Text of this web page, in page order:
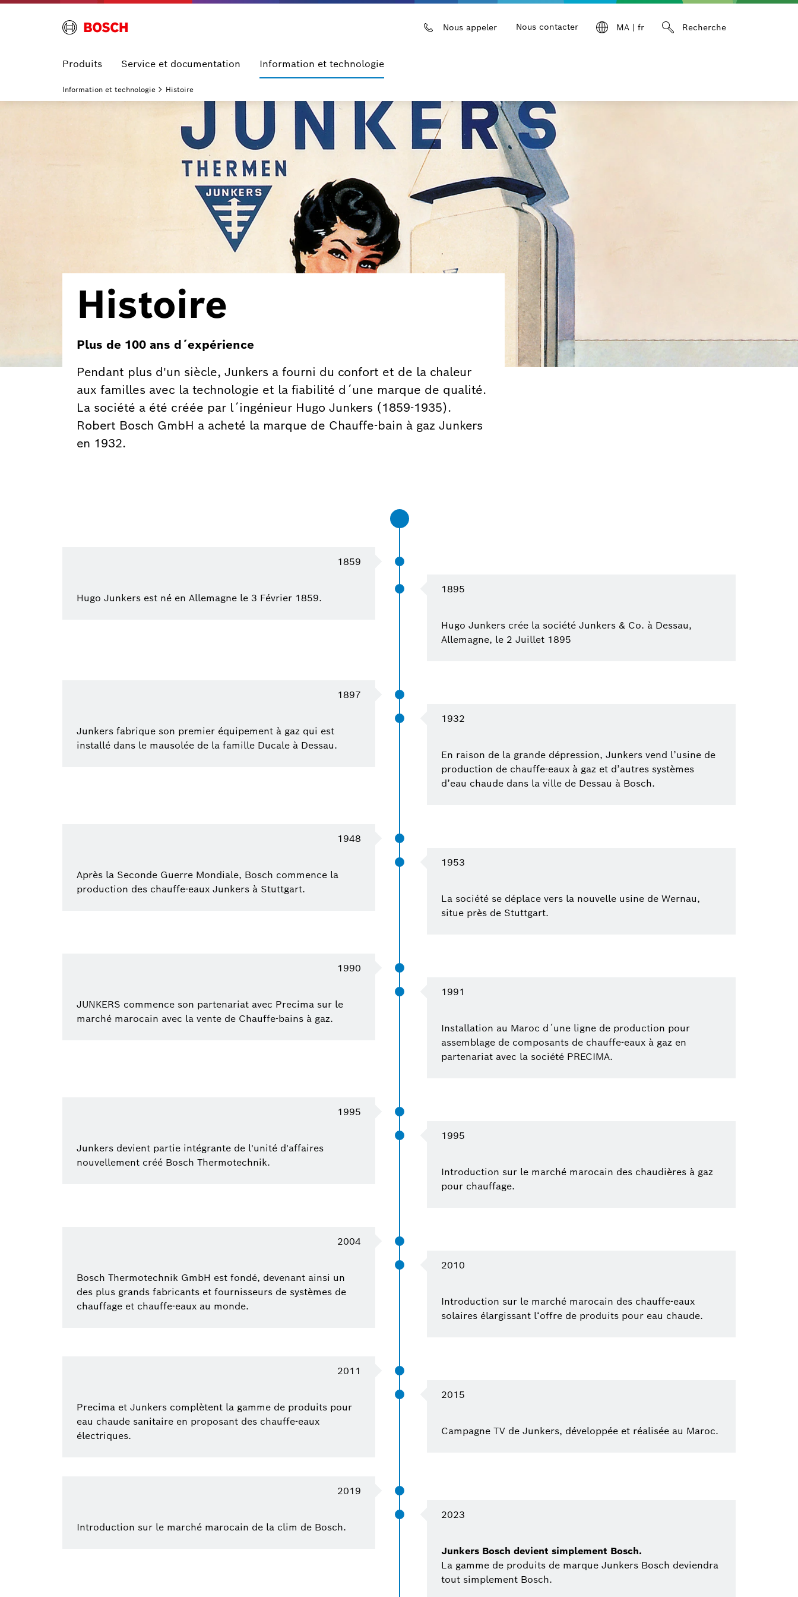
Nous appeler Nous contacter MA | fr Recherche
Produits Service et documentation Information et technologie
Information et technologie Histoire
Histoire
Plus de 100 ans d´expérience
Pendant plus d'un siècle, Junkers a fourni du confort et de la chaleur
aux familles avec la technologie et la fiabilité d´une marque de qualité.
La société a été créée par l´ingénieur Hugo Junkers (1859-1935).
Robert Bosch GmbH a acheté la marque de Chauffe-bain à gaz Junkers
en 1932.
1859
Hugo Junkers est né en Allemagne le 3 Février 1859.
1895
Hugo Junkers crée la société Junkers & Co. à Dessau,
Allemagne, le 2 Juillet 1895
1897
Junkers fabrique son premier équipement à gaz qui est
installé dans le mausolée de la famille Ducale à Dessau.
1932
En raison de la grande dépression, Junkers vend l’usine de
production de chauffe-eaux à gaz et d’autres systèmes
d’eau chaude dans la ville de Dessau à Bosch.
1948
Après la Seconde Guerre Mondiale, Bosch commence la
production des chauffe-eaux Junkers à Stuttgart.
1953
La société se déplace vers la nouvelle usine de Wernau,
situe près de Stuttgart.
1990
JUNKERS commence son partenariat avec Precima sur le
marché marocain avec la vente de Chauffe-bains à gaz.
1991
Installation au Maroc d´une ligne de production pour
assemblage de composants de chauffe-eaux à gaz en
partenariat avec la société PRECIMA.
1995
Junkers devient partie intégrante de l'unité d'affaires
nouvellement créé Bosch Thermotechnik.
1995
Introduction sur le marché marocain des chaudières à gaz
pour chauffage.
2004
Bosch Thermotechnik GmbH est fondé, devenant ainsi un
des plus grands fabricants et fournisseurs de systèmes de
chauffage et chauffe-eaux au monde.
2010
Introduction sur le marché marocain des chauffe-eaux
solaires élargissant l‘offre de produits pour eau chaude.
2011
Precima et Junkers complètent la gamme de produits pour
eau chaude sanitaire en proposant des chauffe-eaux
électriques.
2015
Campagne TV de Junkers, développée et réalisée au Maroc.
2019
Introduction sur le marché marocain de la clim de Bosch.
2023
Junkers Bosch devient simplement Bosch.
La gamme de produits de marque Junkers Bosch deviendra
tout simplement Bosch.